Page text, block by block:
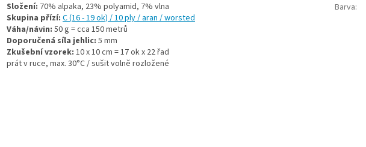
Složení: 70% alpaka, 23% polyamid, 7% vlna
Skupina přízí: C (16 - 19 ok) / 10 ply / aran / worsted
Váha/návin: 50 g = cca 150 metrů
Doporučená síla jehlic: 5 mm
Zkušební vzorek: 10 x 10 cm = 17 ok x 22 řad
prát v ruce, max. 30°C / sušit volně rozložené
Barva: